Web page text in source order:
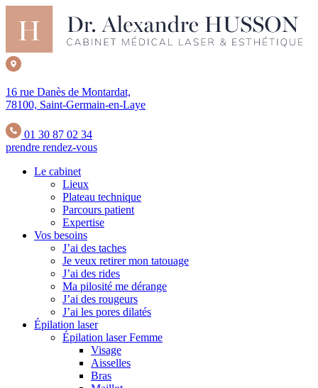
16 rue Danès de Montardat,
78100, Saint-Germain-en-Laye
01 30 87 02 34
prendre rendez-vous
Le cabinet
Lieux
Plateau technique
Parcours patient
Expertise
Vos besoins
J’ai des taches
Je veux retirer mon tatouage
J’ai des rides
Ma pilosité me dérange
J’ai des rougeurs
J’ai les pores dilatés
Épilation laser
Épilation laser Femme
Visage
Aisselles
Bras